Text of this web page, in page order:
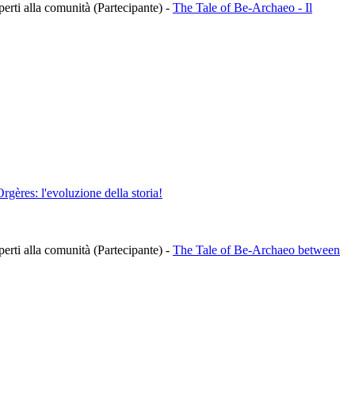
alla comunità (Partecipante) - The Tale of Be-Archaeo - Il
l'evoluzione della storia!
alla comunità (Partecipante) - The Tale of Be-Archaeo between